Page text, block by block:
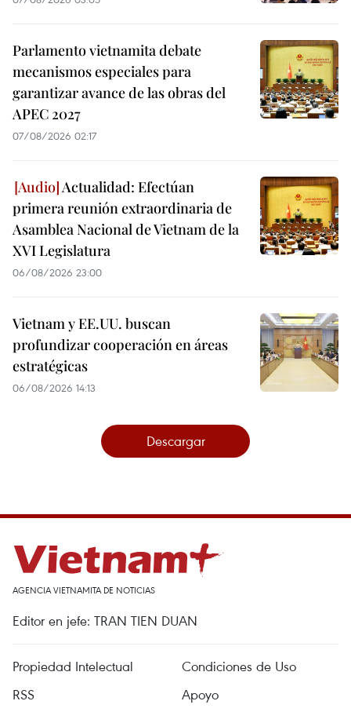
Parlamento vietnamita debate
mecanismos especiales para
garantizar avance de las obras del
APEC 2027
07/08/2026 02:17
Actualidad: Efectúan
primera reunión extraordinaria de
Asamblea Nacional de Vietnam de la
XVI Legislatura
06/08/2026 23:00
Vietnam y EE.UU. buscan
profundizar cooperación en áreas
estratégicas
06/08/2026 14:13
Descargar
AGENCIA VIETNAMITA DE NOTICIAS
Editor en jefe: TRAN TIEN DUAN
Propiedad Intelectual
Condiciones de Uso
RSS
Apoyo